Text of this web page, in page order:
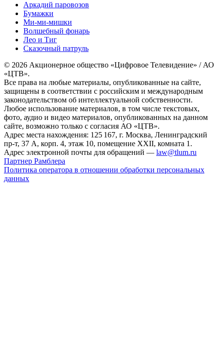
Аркадий паровозов
Бумажки
Ми-ми-мишки
Волшебный фонарь
Лео и Тиг
Сказочный патруль
© 2026 Акционерное общество «Цифровое Телевидение» / АО
«ЦТВ».
Все права на любые материалы, опубликованные на сайте,
защищены в соответствии с российским и международным
законодательством об интеллектуальной собственности.
Любое использование материалов, в том числе текстовых,
фото, аудио и видео материалов, опубликованных на данном
сайте, возможно только с согласия АО «ЦТВ».
Адрес места нахождения: 125 167, г. Москва, Ленинградский
пр-т, 37 А, корп. 4, этаж 10, помещение XXII, комната 1.
Адрес электронной почты для обращений — law@tlum.ru
Партнер Рамблера
Политика оператора в отношении обработки персональных
данных